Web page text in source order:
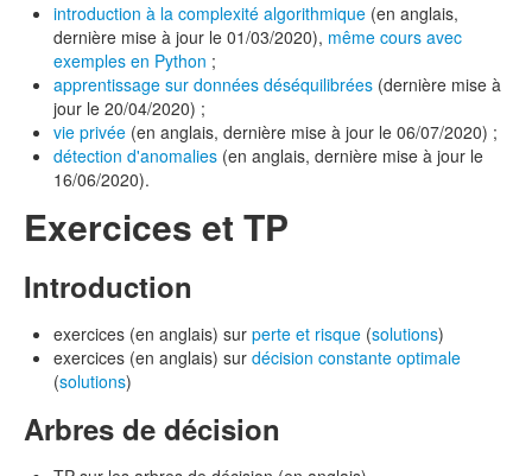
introduction à la complexité algorithmique (en anglais,
dernière mise à jour le 01/03/2020), même cours avec
exemples en Python ;
apprentissage sur données déséquilibrées (dernière mise à
jour le 20/04/2020) ;
vie privée (en anglais, dernière mise à jour le 06/07/2020) ;
détection d'anomalies (en anglais, dernière mise à jour le
16/06/2020).
Exercices et TP
Introduction
exercices (en anglais) sur perte et risque (solutions)
exercices (en anglais) sur décision constante optimale
(solutions)
Arbres de décision